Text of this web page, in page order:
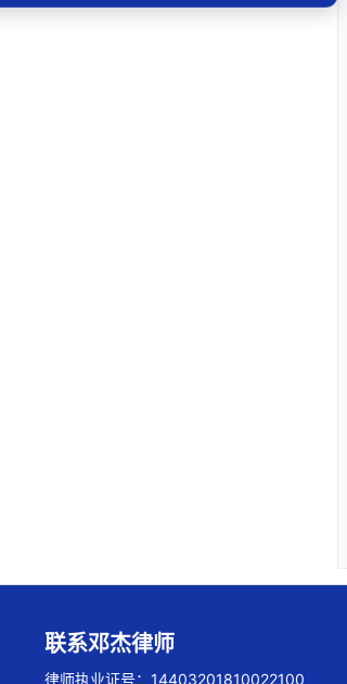
联系邓杰律师
律师执业证号：14403201810022100